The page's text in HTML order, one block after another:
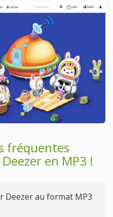
fréquentes
en MP3 !
Deezer au format MP3